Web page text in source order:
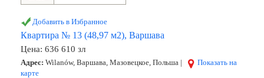
Добавить в Избранное
Квартира № 13 (48,97 м2), Варшава
Цена: 636 610 зл
Адрес: Wilanów, Варшава, Мазовецкое, Польша |
Показать на
карте